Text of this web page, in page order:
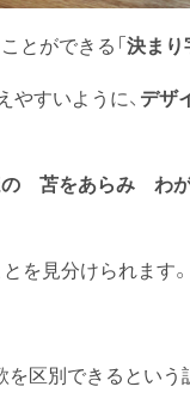
とができる「決まり
すいように、 デザ
の 苫をあらみ わ
を見分けられます。
区別できるという